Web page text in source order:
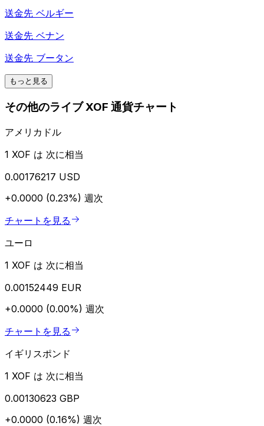
送金先 ベルギー
送金先 ベナン
送金先 ブータン
もっと見る
その他のライブ XOF 通貨チャート
アメリカドル
1 XOF は 次に相当
0.00176217 USD
+0.0000 (0.23%) 週次
チャートを見る
ユーロ
1 XOF は 次に相当
0.00152449 EUR
+0.0000 (0.00%) 週次
チャートを見る
イギリスポンド
1 XOF は 次に相当
0.00130623 GBP
+0.0000 (0.16%) 週次